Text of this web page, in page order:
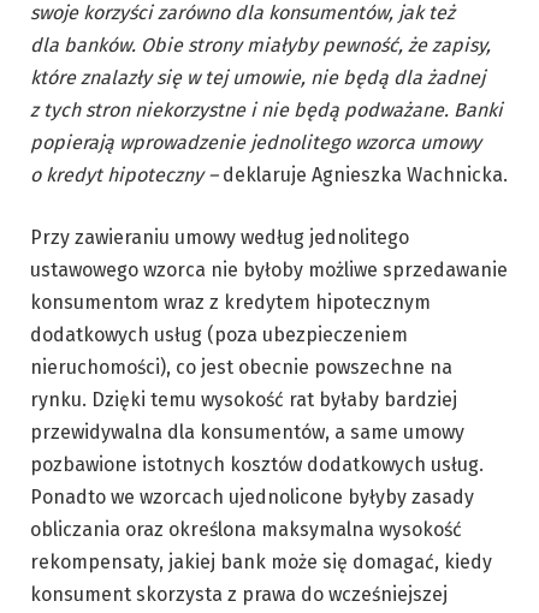
swoje korzyści zarówno dla konsumentów, jak też
dla banków. Obie strony miałyby pewność, że zapisy,
które znalazły się w tej umowie, nie będą dla żadnej
z tych stron niekorzystne i nie będą podważane. Banki
popierają wprowadzenie jednolitego wzorca umowy
o kredyt hipoteczny –deklaruje Agnieszka Wachnicka.
Przy zawieraniu umowy według jednolitego
ustawowego wzorca nie byłoby możliwe sprzedawanie
konsumentom wraz z kredytem hipotecznym
dodatkowych usług (poza ubezpieczeniem
nieruchomości), co jest obecnie powszechne na
rynku. Dzięki temu wysokość rat byłaby bardziej
przewidywalna dla konsumentów, a same umowy
pozbawione istotnych kosztów dodatkowych usług.
Ponadto we wzorcach ujednolicone byłyby zasady
obliczania oraz określona maksymalna wysokość
rekompensaty, jakiej bank może się domagać, kiedy
konsument skorzysta z prawa do wcześniejszej